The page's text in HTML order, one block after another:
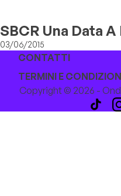
SBCR Una Data
03/06/2015
CONTATTI
TERMINI E
Copyright © 2026 -